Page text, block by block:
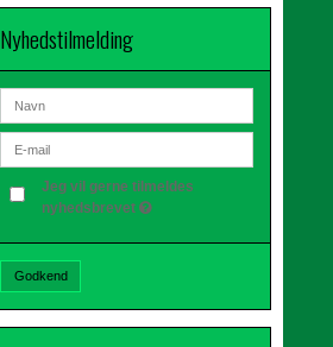
Nyhedstilmelding
Jeg vil gerne tilmeldes
nyhedsbrevet
Godkend